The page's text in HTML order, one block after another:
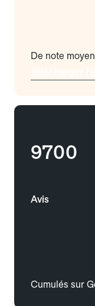
De note
9700
Avis
Cumulés sur